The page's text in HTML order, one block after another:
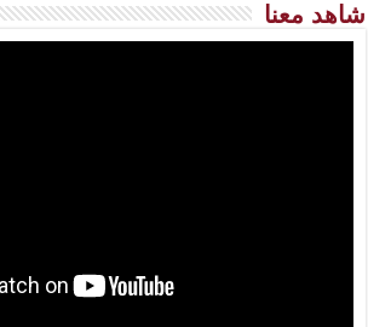
شاهد معنا